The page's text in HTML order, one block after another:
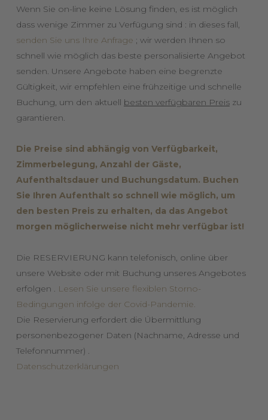
Wenn Sie on-line keine Lösung finden, es ist möglich
dass wenige Zimmer zu Verfügung sind : in dieses fall,
senden Sie uns Ihre Anfrage ; wir werden Ihnen so
schnell wie möglich das beste personalisierte Angebot
senden. Unsere Angebote haben eine begrenzte
Gültigkeit, wir empfehlen eine frühzeitige und schnelle
Buchung, um den aktuell besten verfügbaren Preiszu
garantieren.
Die Preise sind abhängig von Verfügbarkeit,
Zimmerbelegung, Anzahl der Gäste,
Aufenthaltsdauer und Buchungsdatum. Buchen
Sie Ihren Aufenthalt so schnell wie möglich, um
den besten Preis zu erhalten, da das Angebot
morgen möglicherweise nicht mehr verfügbar ist!
Die RESERVIERUNG kann telefonisch, online über
unsere Website oder mit Buchung unseres Angebotes
erfolgen .
Lesen Sie unsere flexiblen Storno-
Bedingungen infolge der Covid-Pandemie.
Die Reservierung erfordert die Übermittlung
personenbezogener Daten (Nachname, Adresse und
Telefonnummer) .
Datenschutzerklärungen